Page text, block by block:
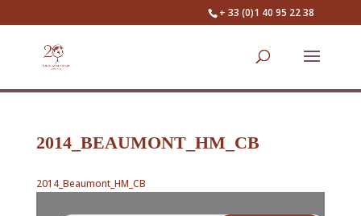
+ 33 (0)1 40 95 22 38
2014_BEAUMONT_HM_CB
2014_Beaumont_HM_CB